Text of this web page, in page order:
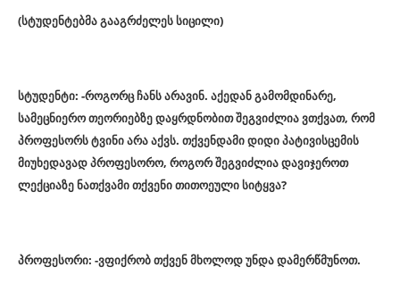
(სტუდენტებმა გააგრძელეს სიცილი)
სტუდენტი: -როგორც ჩანს არავინ. აქედან გამომდინარე,
სამეცნიერო თეორიებზე დაყრდნობით შეგვიძლია ვთქვათ, რომ
პროფესორს ტვინი არა აქვს. თქვენდამი დიდი პატივისცემის
მიუხედავად პროფესორო, როგორ შეგვიძლია დავიჯეროთ
ლექციაზე ნათქვამი თქვენი თითოეული სიტყვა?
პროფესორი: -ვფიქრობ თქვენ მხოლოდ უნდა დამერწმუნოთ.